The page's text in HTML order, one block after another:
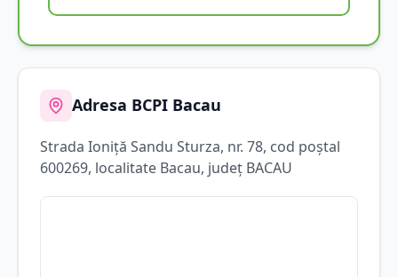
Adresa BCPI Bacau
Strada Ioniţă Sandu Sturza, nr. 78, cod poștal
600269, localitate Bacau, județ BACAU